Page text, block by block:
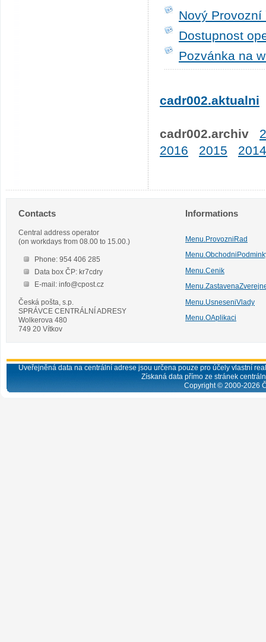
Nový
Dostupnost
Pozvánka na
cadr002.aktualni
cadr002.archiv
2016
2015 2014
Contacts
Central address operator
(on workdays from 08.00 to 15.00.)
Phone: 954 406 285
Data box ČP: kr7cdry
E-mail: info@cpost.cz
Česká pošta, s.p.
SPRÁVCE CENTRÁLNÍ ADRESY
Wolkerova 480
749 20 Vítkov
Informations
Menu.ProvozniRad
Menu.Cenik
Menu.UsneseniVlady
Menu.OAplikaci
Uveřejněná data na centrální adrese jsou určena pouze pro účely vlastní
Získaná data přímo ze stránek
Copyright © 2000-2026